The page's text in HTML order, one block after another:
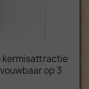
kermisattractie
op 3